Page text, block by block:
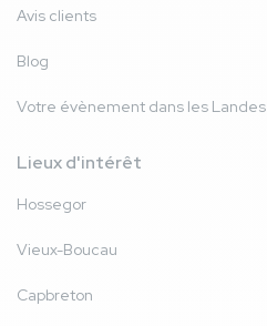
Avis clients
Blog
Votre évènement dans les Landes
Lieux d'intérêt
Hossegor
Vieux-Boucau
Capbreton